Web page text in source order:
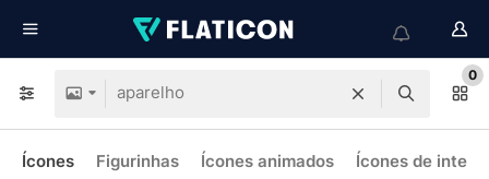
0
Ícones Figurinhas Ícones animados Ícones de